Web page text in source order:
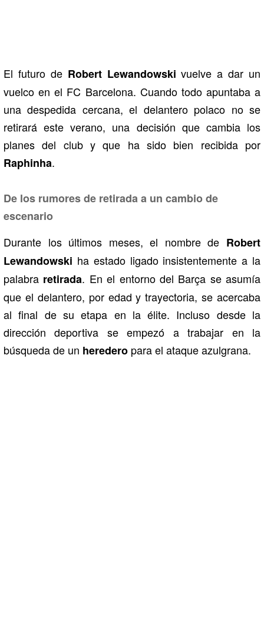
El futuro de Robert Lewandowski vuelve a dar un
vuelco en el FC Barcelona. Cuando todo apuntaba a
una despedida cercana, el delantero polaco no se
retirará este verano, una decisión que cambia los
planes del club y que ha sido bien recibida por
Raphinha.
De los rumores de retirada a un cambio de
escenario
Durante los últimos meses, el nombre de Robert
Lewandowski ha estado ligado insistentemente a la
palabra retirada. En el entorno del Barça se asumía
que el delantero, por edad y trayectoria, se acercaba
al final de su etapa en la élite. Incluso desde la
dirección deportiva se empezó a trabajar en la
búsqueda de un heredero para el ataque azulgrana.